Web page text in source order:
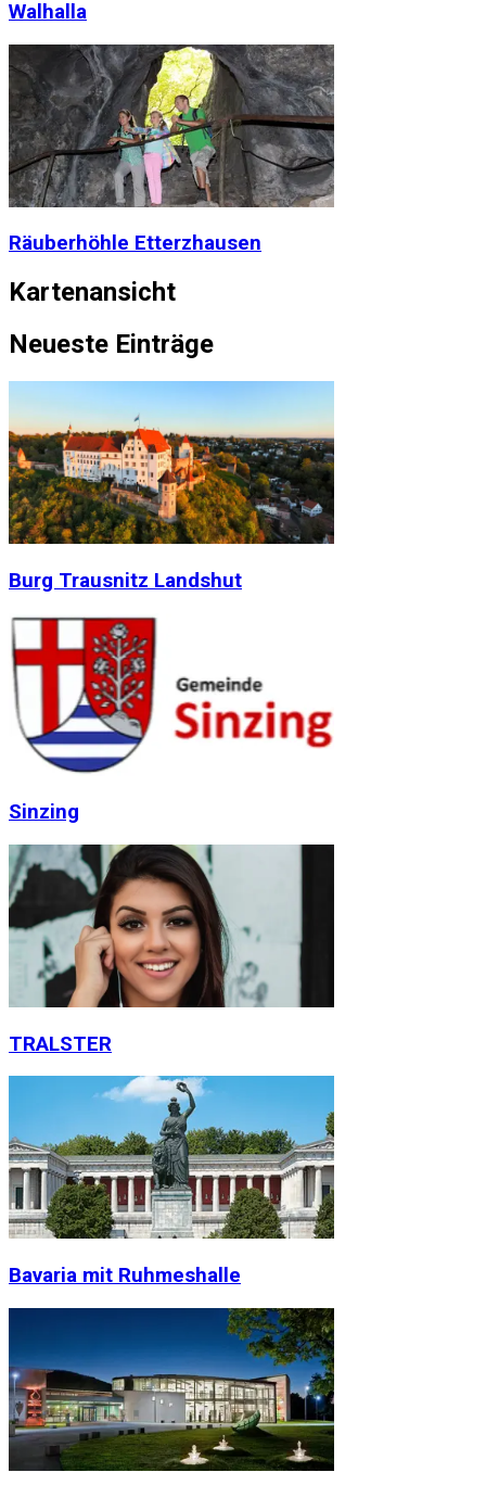
Walhalla
Räuberhöhle Etterzhausen
Kartenansicht
Neueste Einträge
Burg Trausnitz Landshut
Sinzing
TRALSTER
Bavaria mit Ruhmeshalle